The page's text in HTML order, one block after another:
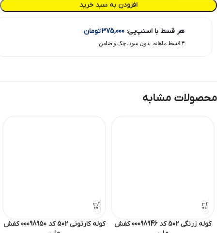
افزودن به سبد خرید
هر قسط با اسنپ‌پی: 375,000تومان
۴ قسط ماهانه. بدون سود، چک و ضامن.
محصولات مشابه
کوله زرنگی 502 کد 00098946 کفش
کوله کارتونی 502 کد 00098950 کفش